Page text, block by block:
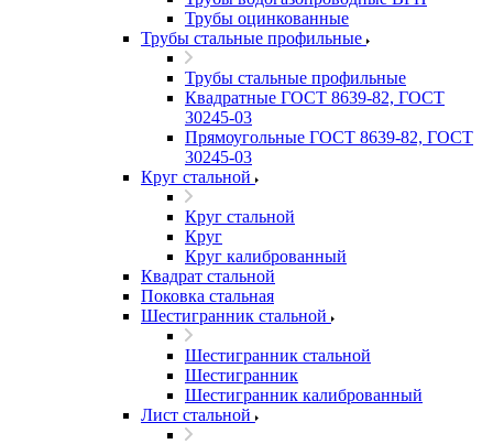
Трубы оцинкованные
Трубы стальные профильные
Трубы стальные профильные
Квадратные ГОСТ 8639-82, ГОСТ
30245-03
Прямоугольные ГОСТ 8639-82, ГОСТ
30245-03
Круг стальной
Круг стальной
Круг
Круг калиброванный
Квадрат стальной
Поковка стальная
Шестигранник стальной
Шестигранник стальной
Шестигранник
Шестигранник калиброванный
Лист стальной